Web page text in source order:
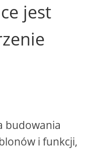
jest
budowania
i funkcji,